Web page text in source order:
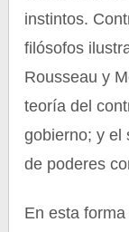
instintos.
filósofos
Rousseau y
teoría del
gobierno; y el
de poderes
En esta